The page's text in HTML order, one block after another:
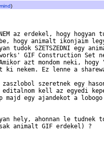
mind)
az erdekel, hogy hogyan
hogy animalt ikonjaim
tudok SZETSZEDNI egy
GIF Construction Set
azt mondom neki,
ki nekem. Ez lenne a
szeretnek egy
kell az egyedi
majd egy ajandekot a
hely, ahonnan le
animalt GIF erdekel) ?